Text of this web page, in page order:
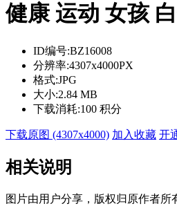
健康 运动 女孩
ID编号:BZ16008
分辨率:4307x4000PX
格式:JPG
大小:2.84 MB
下载消耗:100 积分
下载原图 (4307x4000) 加入收藏 开
相关说明
图片由用户分享，版权归原作者